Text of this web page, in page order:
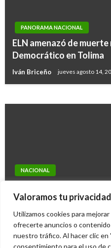
Valoramos tu
Utilizamos cookies para
ofrecerte anuncios o contenido
nuestro tráfico. Al hacer clic en
consentimiento para el uso de
PANORAMA NACIONAL
ELN amenazó de
Democrático en Tolima
Iván Briceño jueves agosto 14,
PANORAMA NACIONAL
Nos oponemos a que
pierdan subsidios de
NACIONAL
legalización de la
Iván Briceño viernes febrero 11,
POLÍTICA
Centro Democrático
de los acuerdos con las
Andres Felipe Gama miércoles